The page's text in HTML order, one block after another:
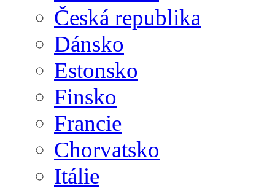
Česká republika
Dánsko
Estonsko
Finsko
Francie
Chorvatsko
Itálie